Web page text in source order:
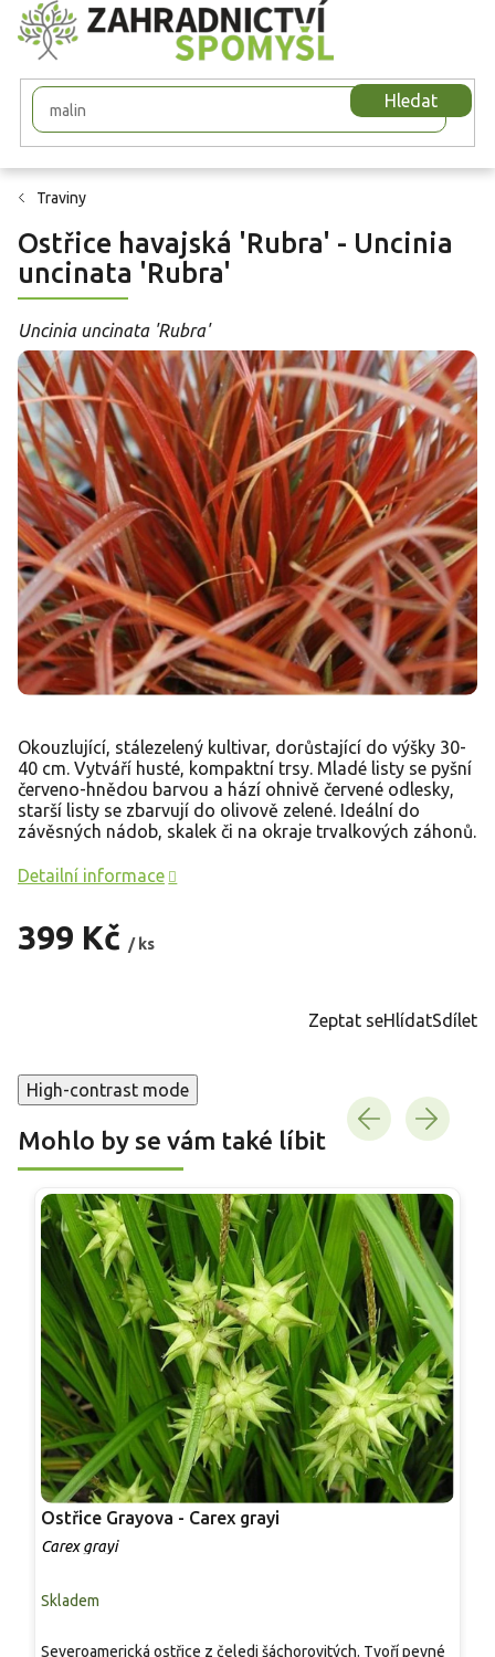
Přejít
na
obsah
Hledat
Traviny
Ostřice havajská 'Rubra' - Uncinia
uncinata 'Rubra'
Uncinia uncinata 'Rubra'
399 Kč / ks
Okouzlující, stálezelený kultivar, dorůstající do výšky 30-
40 cm. Vytváří husté, kompaktní trsy. Mladé listy se pyšní
červeno-hnědou barvou a hází ohnivě červené odlesky,
starší listy se zbarvují do olivově zelené. Ideální do
závěsných nádob, skalek či na okraje trvalkových záhonů.
Detailní informace
Zeptat seHlídatSdílet
High-contrast mode
Mohlo by se vám také líbit
Ostřice Grayova - Carex grayi
Carex grayi
Skladem
Severoamerická ostřice z čeledi šáchorovitých. Tvoří pevné